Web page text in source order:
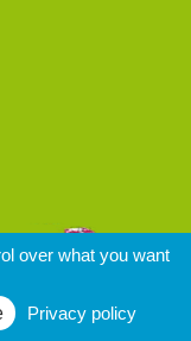
© 2026
over what you want
Privacy policy